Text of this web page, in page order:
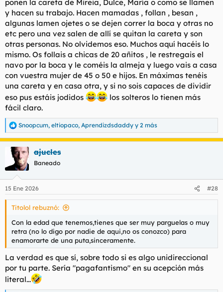
ponen la careta de Mireia, Dulce, María o como se llamen
y hacen su trabajo. Hacen mamadas , follan , besan ,
algunas lamen ojetes o se dejen correr la boca y otras no
etc pero una vez salen de allí se quitan la careta y son
otras personas. No olvidemos eso. Muchos aquí hacéis lo
mismo. Os follais a chicas de 20 añitos , le restregais el
navo por la boca y le coméis la almeja y luego vais a casa
con vuestra mujer de 45 o 50 e hijos. En máximas tenéis
una careta y en casa otra, y si no sois capaces de dividir
eso pus estáis jodidos
los solteros lo tienen más
fácil claro.
R
e
a
c
i
e
s
Snoopcum, eltiopaco, Aprendizdsdaddy y 2 más
ajucles
Baneado
15 Ene 2026 #28
Titolol rebuznó:
Con la edad que tenemos,tienes que ser muy parguelas o muy
retra (no lo digo por nadie de aqui,no os conozco) para
enamorarte de una puta,sinceramente.
La verdad es que sí, sobre todo si es algo unidireccional
por tu parte. Sería "pagafantismo" en su acepción más
literal...